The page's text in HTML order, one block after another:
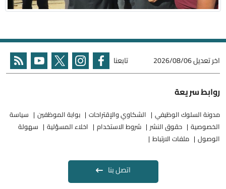
اخر تعديل2026/08/06 تابعنا
روابط سريعة
مدونة السلوك الوظيفي الشكاوي والإقتراحات بوابة الموظفين
سياسة
الخصوصية
حقوق النشر شروط الاستخدام اخلاء المسؤلية
سهولة
الوصول
ملفات الارتباط
اتصل بنا